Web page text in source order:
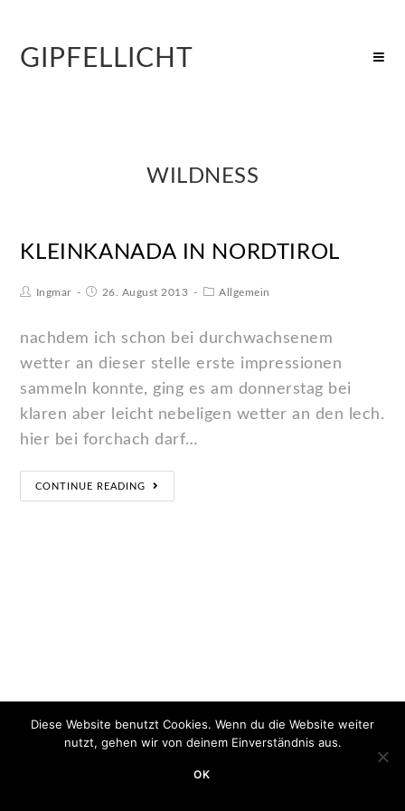
GIPFELLICHT
WILDNESS
KLEINKANADA IN NORDTIROL
Ingmar 26. August 2013 Allgemein
nachdem ich schon bei durchwachsenem
wetter an dieser stelle erste impressionen
sammeln konnte, ging es am donnerstag bei
klaren aber leicht nebeligen wetter an den lech.
hier bei forchach darf…
CONTINUE READING
Copyright 2020 - Minimum
Diese Website benutzt Cookies. Wenn du die Website weiter
nutzt, gehen wir von deinem Einverständnis aus.
OK